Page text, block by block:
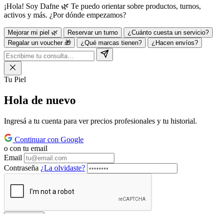
¡Hola! Soy Dafne 🌿 Te puedo orientar sobre productos, turnos,
activos y más. ¿Por dónde empezamos?
Mejorar mi piel 🌿 Reservar un turno
¿Cuánto cuesta un servicio?
Regalar un voucher 🎁
¿Qué marcas tienen? ¿Hacen envíos?
Tu Piel
Hola de nuevo
Ingresá a tu cuenta para ver precios profesionales y tu historial.
Continuar con Google
o con tu email
Email
Contraseña ¿La olvidaste?